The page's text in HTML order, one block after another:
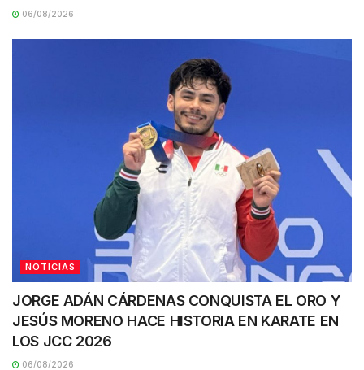
06/08/2026
NOTICIAS
JORGE ADÁN CÁRDENAS CONQUISTA EL ORO Y
JESÚS MORENO HACE HISTORIA EN KARATE EN
LOS JCC 2026
06/08/2026